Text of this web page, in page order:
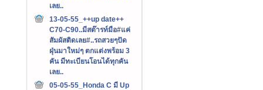
เลย..
13-05-55_++up date++
C70-C90..มีสต๊ารท์มือ#แค่
สัมผัสติดเลย#..รถสวยๆปัด
ฝุ่นมาใหม่ๆ ตกแต่งพร้อม 3
คัน มีทะเบียนโอนได้ทุกคัน
เลย..
05-05-55_Honda C มี Up